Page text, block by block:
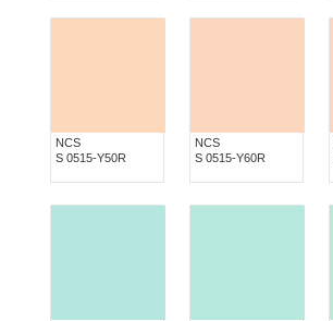
NCS
S 0515-Y50R
NCS
S 0515-Y60R